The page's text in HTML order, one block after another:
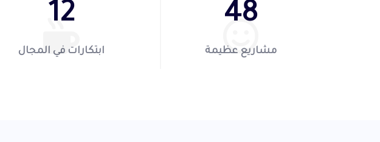
76
مشاريع عظيمة
19
ابتكارات في المجال